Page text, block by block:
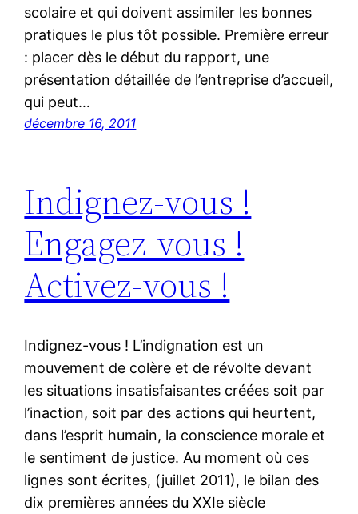
scolaire et qui doivent assimiler les bonnes
pratiques le plus tôt possible. Première erreur
: placer dès le début du rapport, une
présentation détaillée de l’entreprise d’accueil,
qui peut…
décembre 16, 2011
Indignez-vous !
Engagez-vous !
Activez-vous !
Indignez-vous ! L’indignation est un
mouvement de colère et de révolte devant
les situations insatisfaisantes créées soit par
l’inaction, soit par des actions qui heurtent,
dans l’esprit humain, la conscience morale et
le sentiment de justice. Au moment où ces
lignes sont écrites, (juillet 2011), le bilan des
dix premières années du XXIe siècle